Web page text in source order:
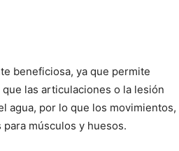
beneficiosa, ya que permite
las articulaciones o la lesión
agua, por lo que los movimientos,
músculos y huesos.